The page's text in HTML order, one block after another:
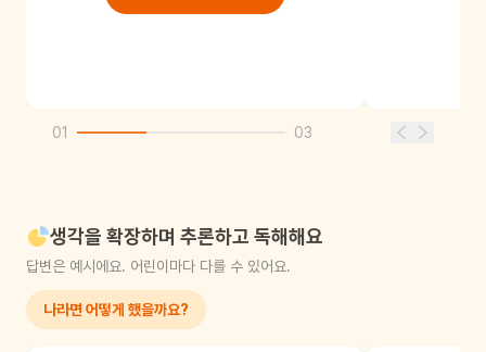
01 03
생각을 확장하며 추론하고 독해해요
답변은 예시에요. 어린이마다 다를 수 있어요.
나라면 어떻게 했을까요?